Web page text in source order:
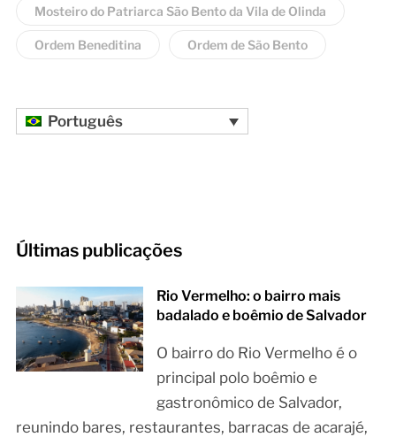
Mosteiro do Patriarca São Bento da Vila de Olinda
Ordem Beneditina Ordem de São Bento
Português
Últimas publicações
Rio Vermelho: o bairro mais
badalado e boêmio de Salvador
O bairro do Rio Vermelho é o
principal polo boêmio e
gastronômico de Salvador,
reunindo bares, restaurantes, barracas de acarajé,